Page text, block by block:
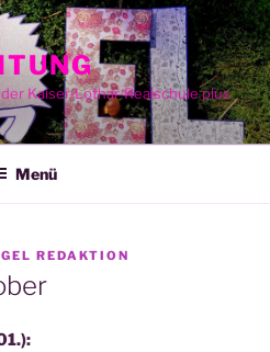
Kaiser-Lothar-Realschule plus
Menü
REDAKTION